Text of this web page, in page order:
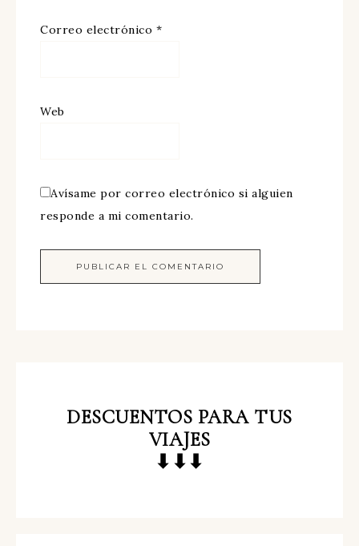
Correo electrónico *
Web
Avísame por correo electrónico si alguien
responde a mi comentario.
DESCUENTOS PARA TUS
VIAJES
⬇⬇⬇